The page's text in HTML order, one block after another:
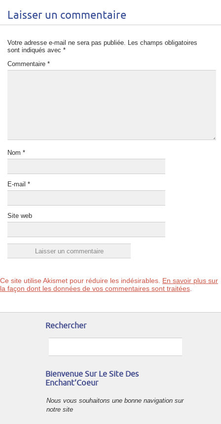
Laisser un commentaire
Votre adresse e-mail ne sera pas publiée. Les champs obligatoires
sont indiqués avec *
Commentaire *
Nom *
E-mail *
Site web
Ce site utilise Akismet pour réduire les indésirables. En savoir plus sur
la façon dont les données de vos commentaires sont traitées
Rechercher
Bienvenue Sur Le Site Des
Enchant’Coeur
Nous vous souhaitons une bonne navigation sur
notre site